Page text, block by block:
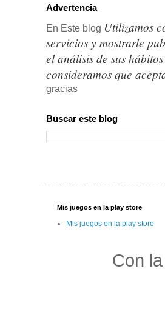
Advertencia
En Este blog Utilizamos
servicios y mostrarle
el análisis de sus
consideramos que
gracias
Buscar este blog
Mis juegos en la play store
Mis juegos en la play store
Con